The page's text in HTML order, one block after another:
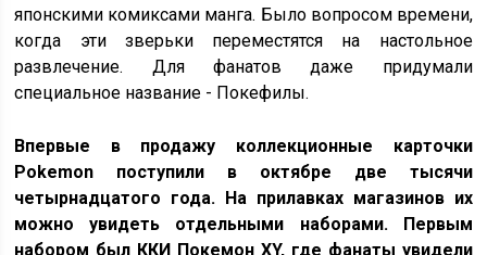
японскими комиксами манга. Было вопросом времени,
когда эти зверьки переместятся на настольное
развлечение. Для фанатов даже придумали
специальное название - Покефилы.
Впервые в продажу коллекционные карточки
Pokemon поступили в октябре две тысячи
четырнадцатого года. На прилавках магазинов их
можно увидеть отдельными наборами. Первым
набором был ККИ Покемон XY, где фанаты увидели